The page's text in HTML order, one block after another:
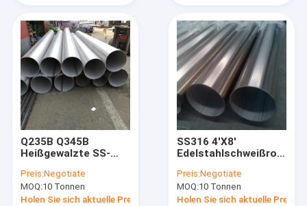
Flaches Edelstahlblech
Edelstahlvierkantrohr
Edelstahl-Rechteckrohr
Nahtloses rostfreies Stahl
Schweißrohr aus Edelstahl
Q235B Q345B
Heißgewalzte SS-
Mittel- und
Schwerlast
Preis:Negotiate
MOQ:10 Tonnen
Holen Sie sich aktuelle Preis
SS316 4'X8'
Edelstahlschweißrohr
Abschluss
Preis:Negotiate
MOQ:10 Tonnen
Holen Sie sich aktuelle Preis